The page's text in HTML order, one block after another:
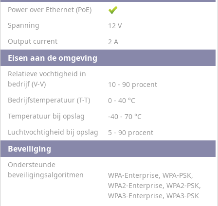
Power over Ethernet (PoE)
Spanning
12 V
Output current
2 A
Eisen aan de omgeving
Relatieve vochtigheid in
bedrijf (V-V)
10 - 90 procent
Bedrijfstemperatuur (T-T)
0 - 40 °C
Temperatuur bij opslag
-40 - 70 °C
Luchtvochtigheid bij opslag
5 - 90 procent
Beveiliging
Ondersteunde
beveiligingsalgoritmen
WPA-Enterprise, WPA-PSK,
WPA2-Enterprise, WPA2-PSK,
WPA3-Enterprise, WPA3-PSK